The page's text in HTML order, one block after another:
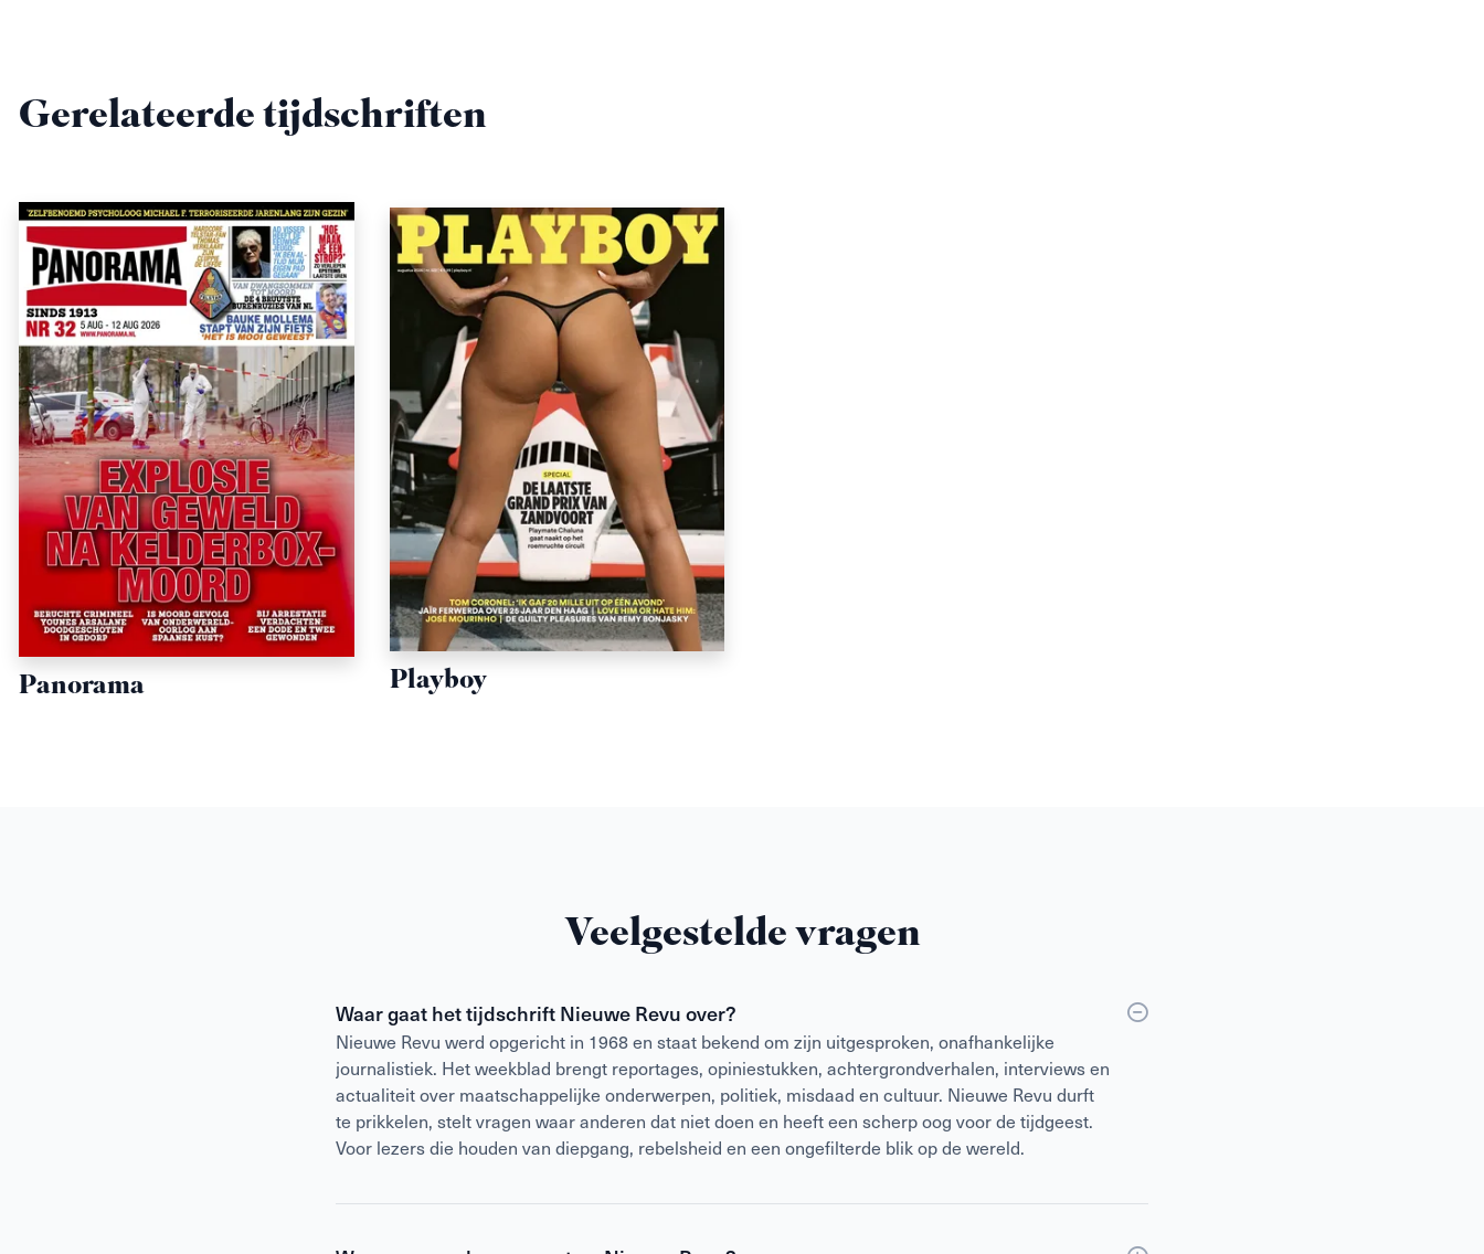
Gerelateerde tijdschriften
Panorama Playboy
Veelgestelde vragen
Waar gaat het tijdschrift Nieuwe Revu over?
Nieuwe Revu werd opgericht in 1968 en staat bekend om zijn uitgesproken, onafhankelijke
journalistiek. Het weekblad brengt reportages, opiniestukken, achtergrondverhalen, interviews en
actualiteit over maatschappelijke onderwerpen, politiek, misdaad en cultuur. Nieuwe Revu durft
te prikkelen, stelt vragen waar anderen dat niet doen en heeft een scherp oog voor de tijdgeest.
Voor lezers die houden van diepgang, rebelsheid en een ongefilterde blik op de wereld.